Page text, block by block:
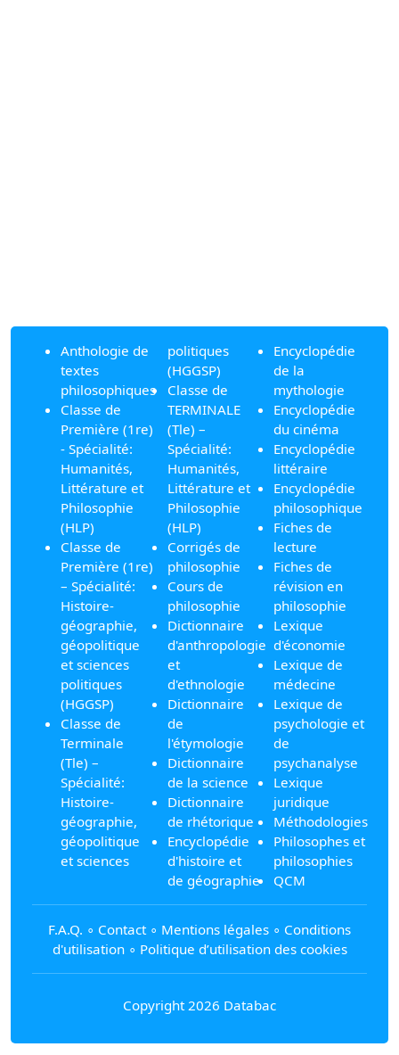
Anthologie de
textes
philosophiques
Classe de
Première (1re)
- Spécialité:
Humanités,
Littérature et
Philosophie
(HLP)
Classe de
Première (1re)
– Spécialité:
Histoire-
géographie,
géopolitique
et sciences
politiques
(HGGSP)
Classe de
Terminale
(Tle) –
Spécialité:
Histoire-
géographie,
géopolitique
et sciences
politiques
(HGGSP)
Classe de
TERMINALE
(Tle) –
Spécialité:
Humanités,
Littérature et
Philosophie
(HLP)
Corrigés de
philosophie
Cours de
philosophie
Dictionnaire
d'anthropologie
et
d'ethnologie
Dictionnaire
de
l'étymologie
Dictionnaire
de la science
Dictionnaire
de rhétorique
Encyclopédie
d'histoire et
de géographie
Encyclopédie
de la
mythologie
Encyclopédie
du cinéma
Encyclopédie
littéraire
Encyclopédie
philosophique
Fiches de
lecture
Fiches de
révision en
philosophie
Lexique
d'économie
Lexique de
médecine
Lexique de
psychologie et
de
psychanalyse
Lexique
juridique
Méthodologies
Philosophes et
philosophies
QCM
F.A.Q. ∘ Contact ∘ Mentions légales ∘ Conditions
d'utilisation∘ Politique d’utilisation des cookies
Copyright 2026 Databac